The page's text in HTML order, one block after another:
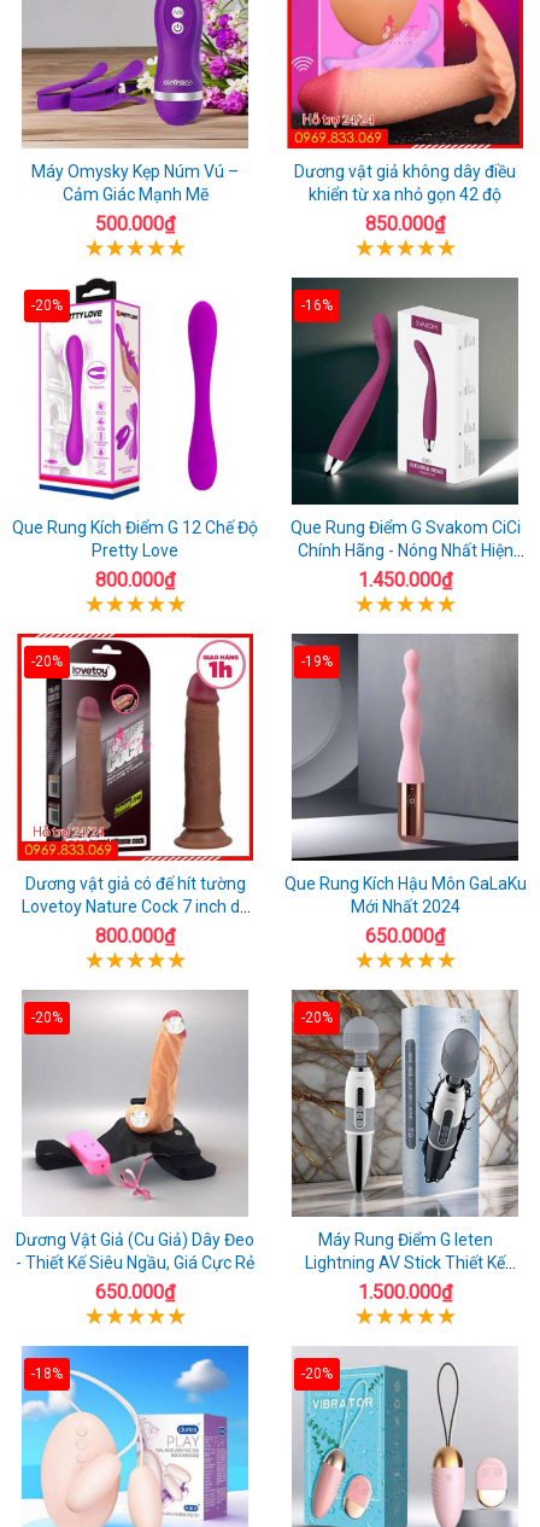
Máy Omysky Kẹp Núm Vú –
Cảm Giác Mạnh Mẽ
500.000₫
Dương vật giả không dây điều
khiển từ xa nhỏ gọn 42 độ
850.000₫
-20%
Que Rung Kích Điểm G 12 Chế Độ
Pretty Love
800.000₫
-16%
Que Rung Điểm G Svakom CiCi
Chính Hãng - Nóng Nhất Hiện
Nay
1.450.000₫
-20%
Dương vật giả có đế hít tường
Lovetoy Nature Cock 7 inch da
đen
800.000₫
-19%
Que Rung Kích Hậu Môn GaLaKu
Mới Nhất 2024
650.000₫
-20%
Dương Vật Giả (Cu Giả) Dây Đeo
- Thiết Kế Siêu Ngầu, Giá Cực Rẻ
650.000₫
-20%
Máy Rung Điểm G leten
Lightning AV Stick Thiết Kế
Thông Minh
1.500.000₫
-18% -20%